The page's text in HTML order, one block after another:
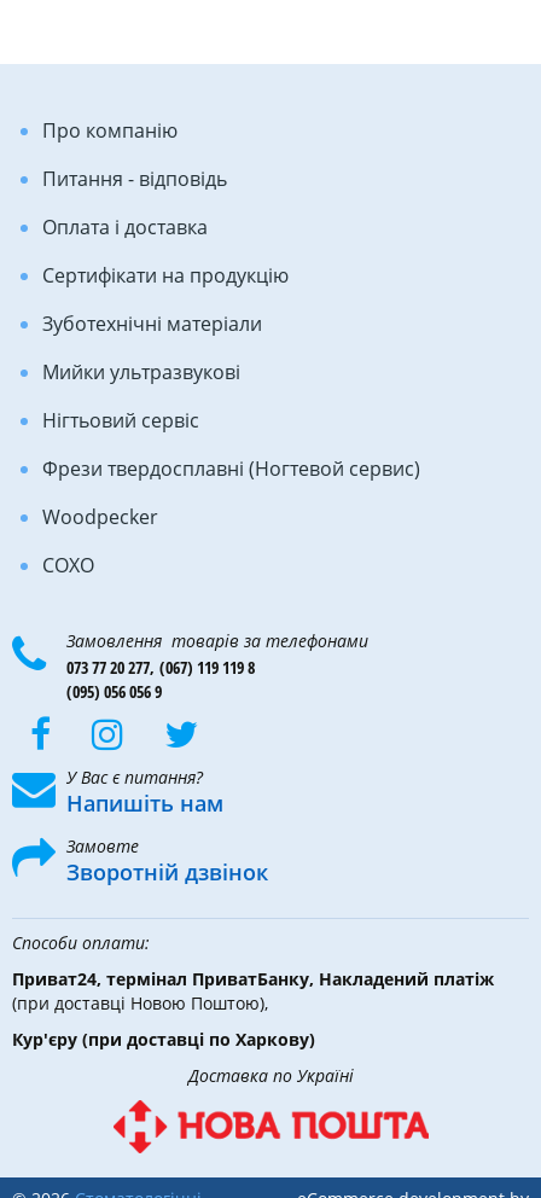
Про компанію
Питання - відповідь
Оплата і доставка
Сертифікати на продукцію
Зуботехнічні матеріали
Мийки ультразвукові
Нігтьовий сервіс
Фрези твердосплавні (Ногтевой сервис)
Woodpecker
COXO
Замовлення товарів за телефонами
073 77 20 277, (067) 119 119 8
(095) 056 056 9
У Вас є питання?
Напишіть нам
Замовте
Зворотній дзвінок
Способи оплати:
Приват24, термінал ПриватБанку, Накладений платіж
(при доставці Новою Поштою),
Кур'єру (при доставці по Харкову)
Доставка по Україні